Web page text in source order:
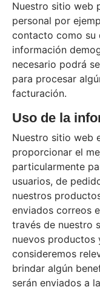
Nuestro sitio web
personal por
contacto como su
información
necesario podrá
para procesar
facturación.
Uso de la
Nuestro sitio web
proporcionar el
particularmente
usuarios, de
nuestros
enviados correos
través de nuestro
nuevos
consideremos
brindar algún
serán enviados a